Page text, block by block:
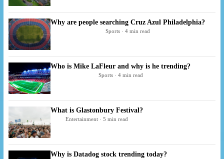
Why are people searching Cruz Azul Philadelphia?
Sports · 4 min read
Who is Mike LaFleur and why is he trending?
Sports · 4 min read
What is Glastonbury Festival?
Entertainment · 5 min read
Why is Datadog stock trending today?